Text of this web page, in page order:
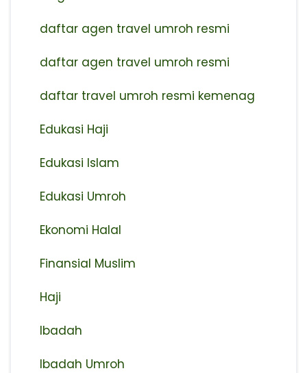
daftar agen travel umroh resmi
⁠daftar agen travel umroh resmi
daftar travel umroh resmi kemenag
Edukasi Haji
Edukasi Islam
Edukasi Umroh
Ekonomi Halal
Finansial Muslim
Haji
Ibadah
Ibadah Umroh